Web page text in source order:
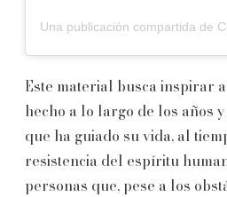
Este material busca inspirar
hecho a lo largo de los años
que ha guiado su vida, al
resistencia del espíritu
personas que, pese a los